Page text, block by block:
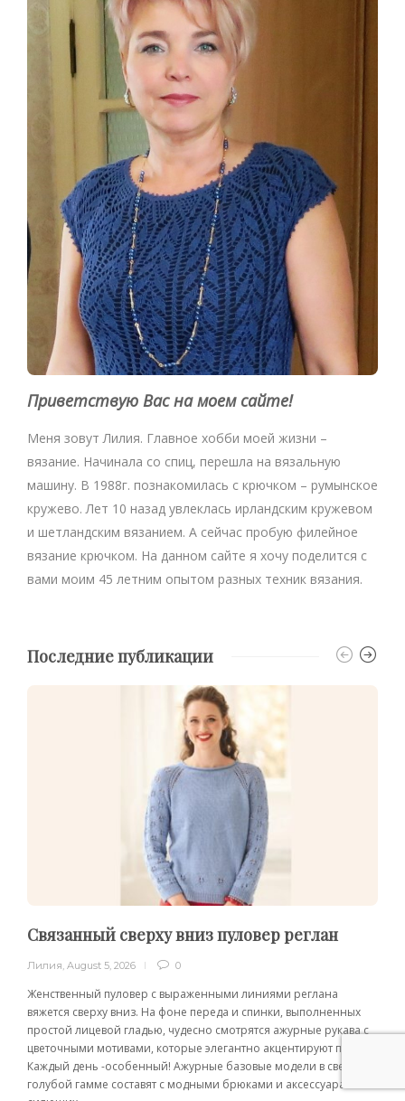
Приветствую Вас на моем сайте!
Меня зовут Лилия. Главное хобби моей жизни –
вязание. Начинала со спиц, перешла на вязальную
машину. В 1988г. познакомилась с крючком – румынское
кружево. Лет 10 назад увлеклась ирландским кружевом
и шетландским вязанием. А сейчас пробую филейное
вязание крючком. На данном сайте я хочу поделится с
вами моим 45 летним опытом разных техник вязания.
Последние публикации
Связанный сверху вниз пуловер реглан
Лилия, August 5, 2026 0
Женственный пуловер с выраженными линиями реглана
вяжется сверху вниз. На фоне переда и спинки, выполненных
простой лицевой гладью, чудесно смотрятся ажурные рукава с
цветочными мотивами, которые элегантно акцентируют плечи.
Каждый день -особенный! Ажурные базовые модели в светло-
голубой гамме составят с модными брюками и аксессуарами